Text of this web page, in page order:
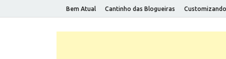
Bem Atual Cantinho das Blogueiras Customizando